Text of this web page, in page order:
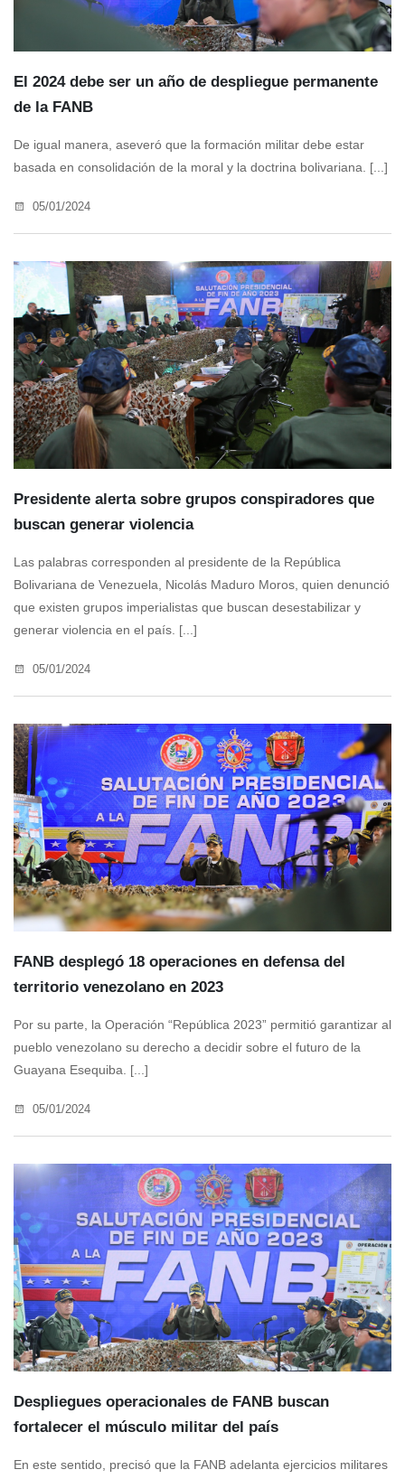
El 2024 debe ser un año de despliegue permanente
de la FANB
De igual manera, aseveró que la formación militar debe estar
basada en consolidación de la moral y la doctrina bolivariana. [...]
05/01/2024
Presidente alerta sobre grupos conspiradores que
buscan generar violencia
Las palabras corresponden al presidente de la República
Bolivariana de Venezuela, Nicolás Maduro Moros, quien denunció
que existen grupos imperialistas que buscan desestabilizar y
generar violencia en el país. [...]
05/01/2024
FANB desplegó 18 operaciones en defensa del
territorio venezolano en 2023
Por su parte, la Operación “República 2023” permitió garantizar al
pueblo venezolano su derecho a decidir sobre el futuro de la
Guayana Esequiba. [...]
05/01/2024
Despliegues operacionales de FANB buscan
fortalecer el músculo militar del país
En este sentido, precisó que la FANB adelanta ejercicios militares